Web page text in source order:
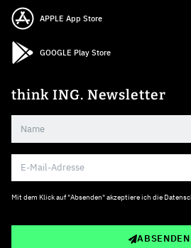
APPLE App Store
GOOGLE Play Store
think ING. Newsletter
Mit dem Klick auf "Absenden" akzeptiere ich die
ABSENDEN